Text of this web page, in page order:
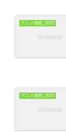
アニメ感想_2025
アニメ感想_2025